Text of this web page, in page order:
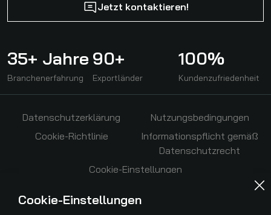
Jetzt kontaktieren!
35+ Jahre
Branchenerfahrung
90+
Exportländer
100%
Kundenzufriedenheit
Datenschutzerklärung
Nutzungsbedingungen
Cookie-Richtlinie
Informationspflicht gemäß
Datenschutzrecht
Cookie-Einstellungen
Cookie-Einstellungen